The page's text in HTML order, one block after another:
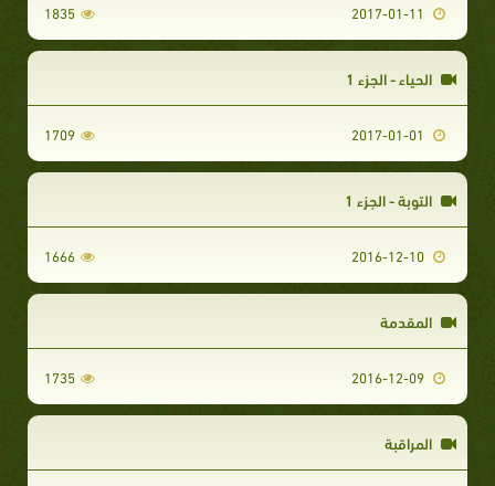
1835
الحياء - الجزء 1
1709
التوبة - الجزء 1
1666
المقدمة
1735
المراقبة